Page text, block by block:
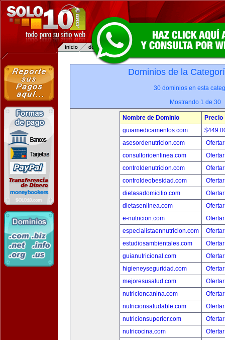
Dominios de la
30 dominios en esta
Mostrando 1 de 30
Nombre de Dominio
Precio
guiamedicamentos.com
asesordenutricion.com
consultorioenlinea.com
controldenutricion.com
controldeobesidad.com
dietasadomicilio.com
dietasenlinea.com
e-nutricion.com
especialistaennutricion.com
estudiosambientales.com
guianutricional.com
higieneyseguridad.com
mejoresusalud.com
nutricioncanina.com
nutricionsaludable.com
nutricionsuperior.com
nutricocina.com